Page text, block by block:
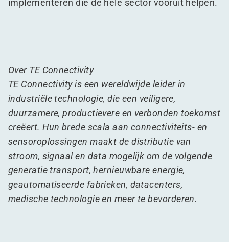
implementeren die de hele sector vooruit helpen.
Over TE Connectivity
TE Connectivity is een wereldwijde leider in
industriële technologie, die een veiligere,
duurzamere, productievere en verbonden toekomst
creëert. Hun brede scala aan connectiviteits- en
sensoroplossingen maakt de distributie van
stroom, signaal en data mogelijk om de volgende
generatie transport, hernieuwbare energie,
geautomatiseerde fabrieken, datacenters,
medische technologie en meer te bevorderen.